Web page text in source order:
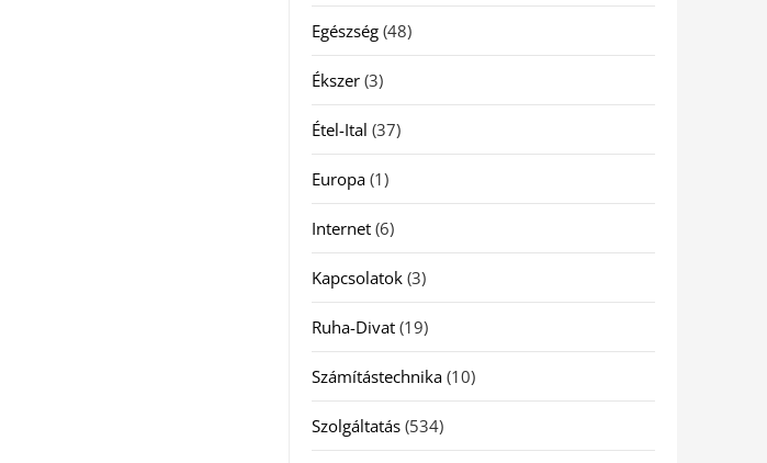
Egészség(48)
Ékszer(3)
Étel-Ital (37)
Europa(1)
Internet(6)
Kapcsolatok(3)
Ruha-Divat(19)
Számítástechnika(10)
Szolgáltatás(534)